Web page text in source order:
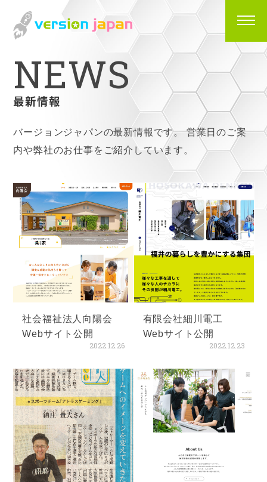
NEWS
最新情報
バージョンジャパンの最新情報です。営業日のご案
内や弊社のお仕事をご紹介しています。
社会福祉法人向陽会
Webサイト公開
2022.12.26
有限会社細川電工
Webサイト公開
2022.12.23